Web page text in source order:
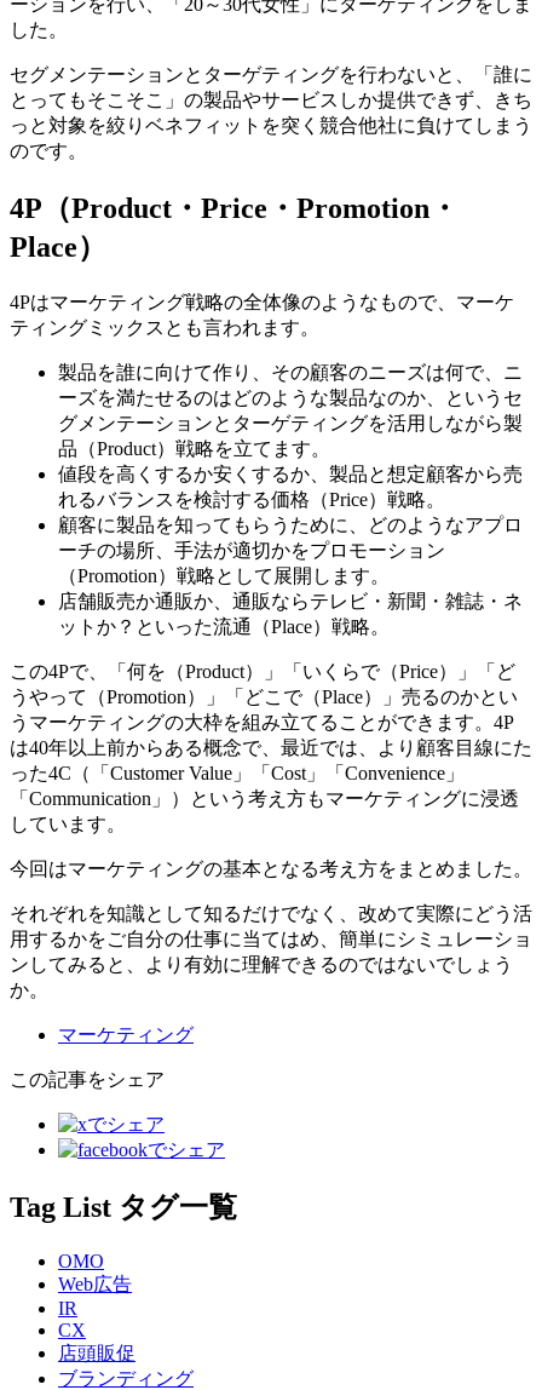
ーションを行い、「20～30代女性」にターゲティングをしま
した。
セグメンテーションとターゲティングを行わないと、「誰に
とってもそこそこ」の製品やサービスしか提供できず、きち
っと対象を絞りベネフィットを突く競合他社に負けてしまう
のです。
4P（Product・Price・Promotion・
Place）
4Pはマーケティング戦略の全体像のようなもので、マーケ
ティングミックスとも言われます。
製品を誰に向けて作り、その顧客のニーズは何で、ニ
ーズを満たせるのはどのような製品なのか、というセ
グメンテーションとターゲティングを活用しながら製
品（Product）戦略を立てます。
値段を高くするか安くするか、製品と想定顧客から売
れるバランスを検討する価格（Price）戦略。
顧客に製品を知ってもらうために、どのようなアプロ
ーチの場所、手法が適切かをプロモーション
（Promotion）戦略として展開します。
店舗販売か通販か、通販ならテレビ・新聞・雑誌・ネ
ットか？といった流通（Place）戦略。
この4Pで、「何を（Product）」「いくらで（Price）」「ど
うやって（Promotion）」「どこで（Place）」売るのかとい
うマーケティングの大枠を組み立てることができます。4P
は40年以上前からある概念で、最近では、より顧客目線にた
った4C（「Customer Value」「Cost」「Convenience」
「Communication」）という考え方もマーケティングに浸透
しています。
今回はマーケティングの基本となる考え方をまとめました。
それぞれを知識として知るだけでなく、改めて実際にどう活
用するかをご自分の仕事に当てはめ、簡単にシミュレーショ
ンしてみると、より有効に理解できるのではないでしょう
か。
マーケティング
この記事をシェア
Tag List タグ一覧
OMO
Web広告
IR
CX
店頭販促
ブランディング